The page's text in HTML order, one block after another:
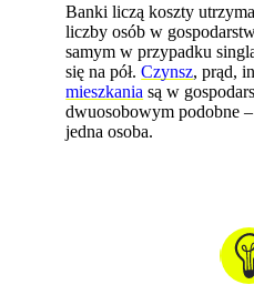
Banki liczą koszty
liczby osób w
samym w przypadku
się na pół.Czynsz, prąd,
mieszkania są w
dwuosobowym podobne
jedna osoba.